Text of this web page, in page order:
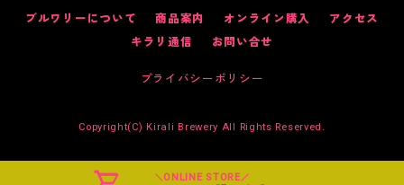
ブルワリーについて 商品案内 オンライン購入
アクセス
キラリ通信
お問い合せ
プライバシーポリシー
Copyright(C) Kirali Brewery All Rights Reserved.
ONLINE STORE